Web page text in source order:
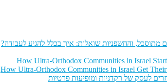
והחשפניות שואלות: איך בכלל להגיע לעבודה?
How Ultra-Orthodox Communities in Israel
How Ultra-Orthodox Communities in Israel Get
לעסק של רקדניות ומופיעות פרטיות